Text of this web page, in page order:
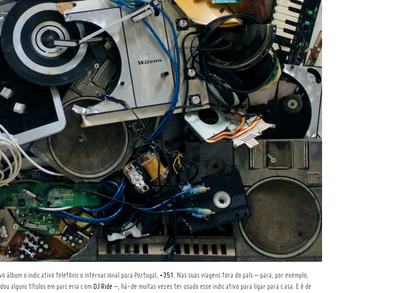
álbum o indicativo telefónico internacional para Portugal, +351 . Nas suas viagens fora do país – para, por exemplo,
alguns títulos em parceria com DJ Ride–, há-de muitas vezes ter usado esse indicativo para ligar para casa. E é de